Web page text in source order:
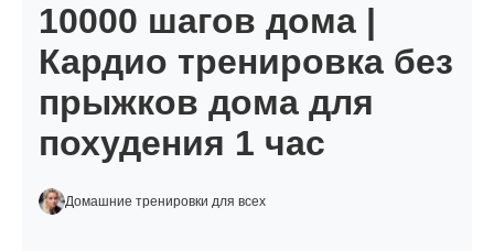
10000 шагов дома |
Кардио тренировка без
прыжков дома для
похудения 1 час
Домашние тренировки для всех